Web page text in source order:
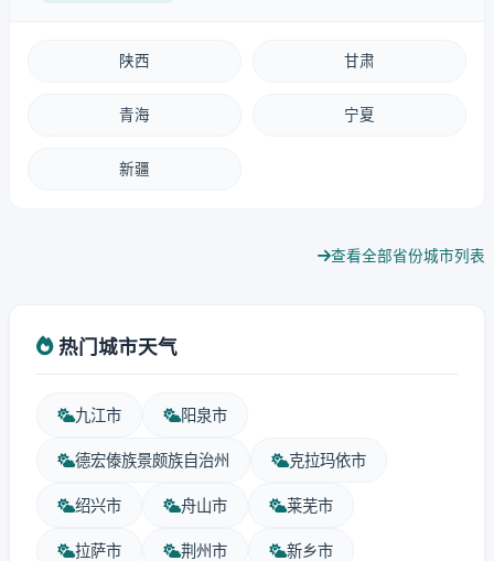
陕西 甘肃
青海 宁夏
新疆
查看全部省份城市列表
热门城市天气
九江市 阳泉市
德宏傣族景颇族自治州 克拉玛依市
绍兴市 舟山市 莱芜市
拉萨市 荆州市 新乡市